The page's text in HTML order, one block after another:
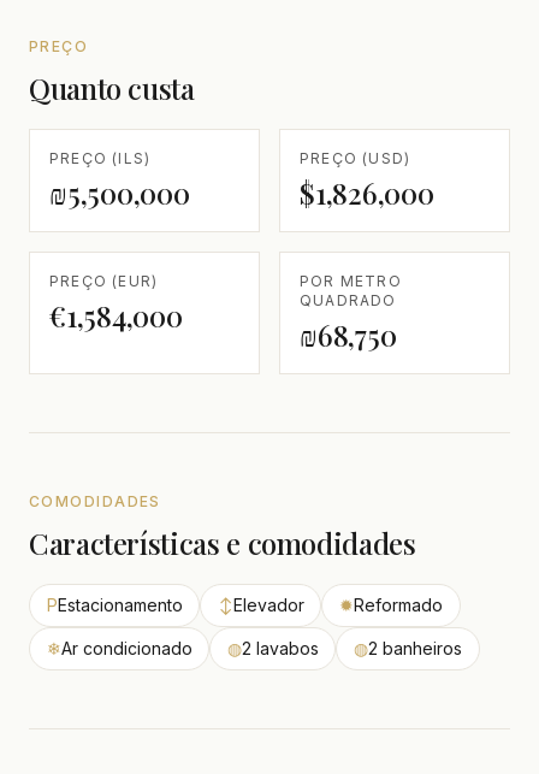
PREÇO
Quanto custa
PREÇO (ILS)
₪5,500,000
PREÇO (USD)
$1,826,000
PREÇO (EUR)
€1,584,000
POR METRO
QUADRADO
₪68,750
COMODIDADES
Características e comodidades
PEstacionamento ↕Elevador ✹Reformado
❄Ar condicionado ◍2 lavabos ◍2 banheiros